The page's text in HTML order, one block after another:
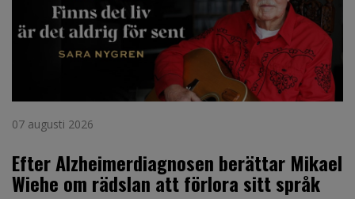
07 augusti 2026
Efter Alzheimerdiagnosen berättar Mikael
Wiehe om rädslan att förlora sitt språk